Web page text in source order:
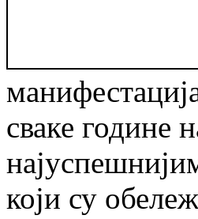
сваке године
који су